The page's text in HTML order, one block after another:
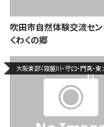
吹田市自然体験交流セ
くわくの郷
大阪東部（寝屋川・守口・門真・東